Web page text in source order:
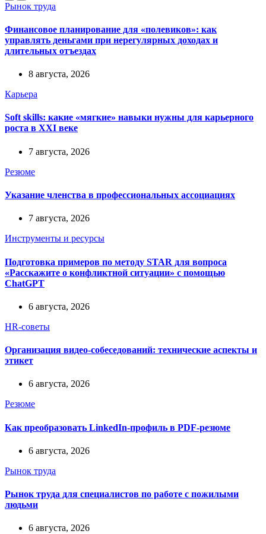
Рынок труда
Финансовое планирование для «полевиков»: как
управлять деньгами при нерегулярных доходах и
длительных отъездах
8 августа, 2026
Карьера
Soft skills: какие «мягкие» навыки нужны для карьерного
роста в XXI веке
7 августа, 2026
Резюме
Указание членства в профессиональных ассоциациях
7 августа, 2026
Инструменты и ресурсы
Подготовка примеров по методу STAR для вопроса
«Расскажите о конфликтной ситуации» с помощью
ChatGPT
6 августа, 2026
HR-советы
Организация видео-собеседований: технические аспекты и
этикет
6 августа, 2026
Резюме
Как преобразовать LinkedIn-профиль в PDF-резюме
6 августа, 2026
Рынок труда
Рынок труда для специалистов по работе с пожилыми
людьми
6 августа, 2026